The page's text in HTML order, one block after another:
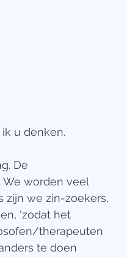
u denken.
De
worden veel
zijn we zin-zoekers,
‘zodat het
therapeuten
te doen